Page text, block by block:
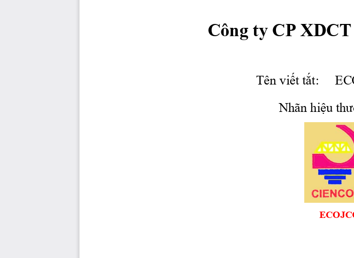
Công ty CP XDCT
                         Tên
viết tắt:
                                Nhãn
hiệu th